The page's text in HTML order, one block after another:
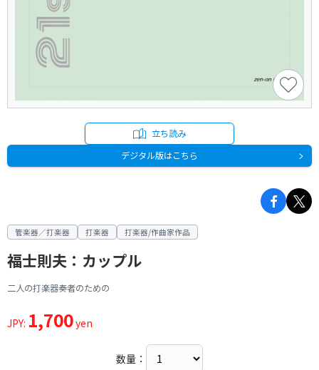
立ち読み
デジタル版はこちら
管楽器／打楽器 打楽器 打楽器/作曲家作品
福士則夫：カップル
二人の打楽器奏者のための
JPY: 1,700yen
数量：